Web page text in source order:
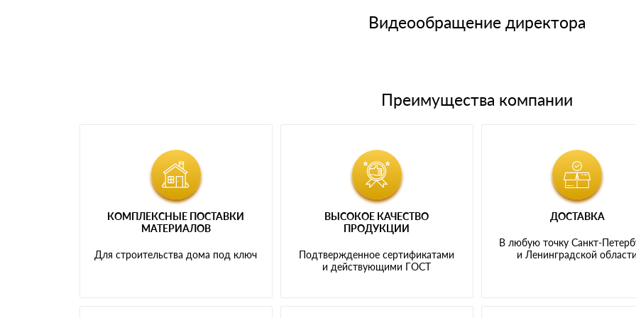
Мы принимаем платежи с сайта по следующим банковским картамВидеообращение директора
Преимущества компании
КОМПЛЕКСНЫЕ ПОСТАВКИ
МАТЕРИАЛОВ
Для строительства дома под ключ
ВЫСОКОЕ КАЧЕСТВО
ПРОДУКЦИИ
Подтвержденное сертификатами
и действующими ГОСТ
ДОСТАВКА
В любую точку Санкт-
и Ленинградской области